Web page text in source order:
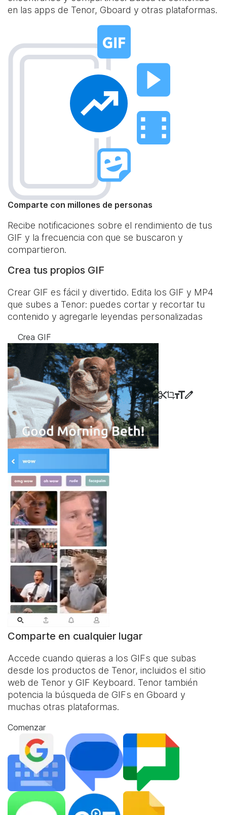
en las apps de Tenor, Gboard y otras plataformas.
Comparte con millones de personas
Recibe notificaciones sobre el rendimiento de tus
GIF y la frecuencia con que se buscaron y
compartieron.
Crea tus propios GIF
Crear GIF es fácil y divertido. Edita los GIF y MP4
que subes a Tenor: puedes cortar y recortar tu
contenido y agregarle leyendas personalizadas
Crea GIF
Comparte en cualquier lugar
Accede cuando quieras a los GIFs que subas
desde los productos de Tenor, incluidos el sitio
web de Tenor y GIF Keyboard. Tenor también
potencia la búsqueda de GIFs en Gboard y
muchas otras plataformas.
Comenzar